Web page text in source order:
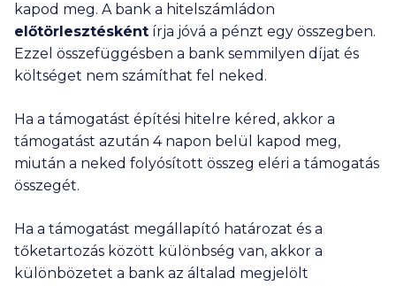
kapod meg. A bank a hitelszámládon
előtörlesztésként írja jóvá a pénzt egy összegben.
Ezzel összefüggésben a bank semmilyen díjat és
költséget nem számíthat fel neked.
Ha a támogatást építési hitelre kéred, akkor a
támogatást azután 4 napon belül kapod meg,
miután a neked folyósított összeg eléri a támogatás
összegét.
Ha a támogatást megállapító határozat és a
tőketartozás között különbség van, akkor a
különbözetet a bank az általad megjelölt